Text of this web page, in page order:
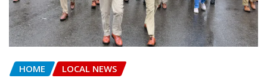
HOME LOCAL NEWS